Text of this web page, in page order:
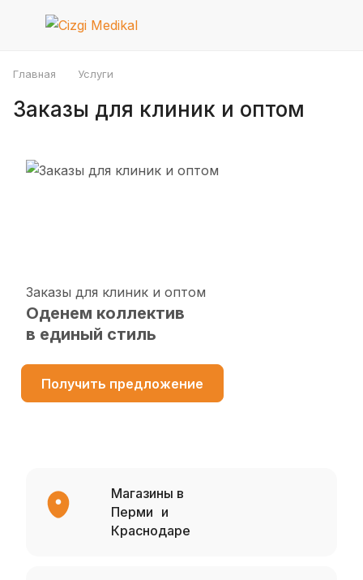
Главная Услуги
Заказы для клиник и оптом
Заказы для клиник и оптом
Оденем коллектив
в единый стиль
Получить предложение
Магазины в
Перми и
Краснодаре